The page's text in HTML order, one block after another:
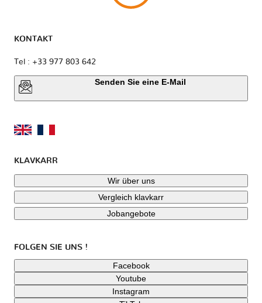
KONTAKT
Tel : +33 977 803 642
Senden Sie eine E-Mail
KLAVKARR
Wir über uns
Vergleich klavkarr
Jobangebote
FOLGEN SIE UNS !
Facebook
Youtube
Instagram